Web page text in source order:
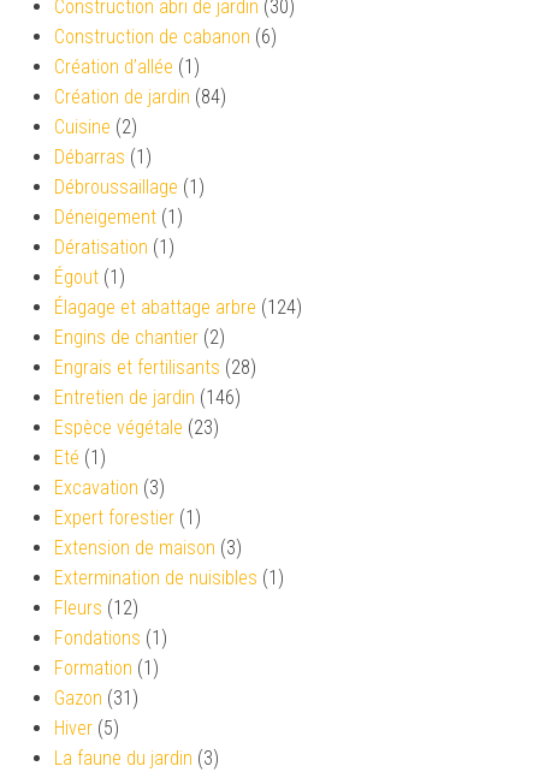
Construction abri de jardin (30)
Construction de cabanon (6)
Création d’allée (1)
Création de jardin (84)
Cuisine (2)
Débarras (1)
Débroussaillage (1)
Déneigement (1)
Dératisation (1)
Égout (1)
Élagage et abattage arbre (124)
Engins de chantier (2)
Engrais et fertilisants (28)
Entretien de jardin (146)
Espèce végétale (23)
Eté (1)
Excavation (3)
Expert forestier (1)
Extension de maison (3)
Extermination de nuisibles (1)
Fleurs (12)
Fondations (1)
Formation (1)
Gazon (31)
Hiver (5)
La faune du jardin (3)